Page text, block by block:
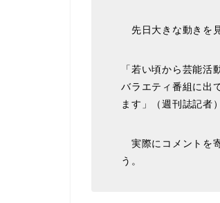
先日大きな動きを
「若い頃から芸能
バラエティ番組に出
ます」（週刊誌記者）
実際にコメントを
う。